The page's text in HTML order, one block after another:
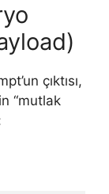
çıktısı,
“mutlak